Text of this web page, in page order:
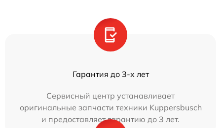
Гарантия до 3-х лет
Сервисный центр устанавливает
оригинальные запчасти техники Kuppersbusch
и предоставляет гарантию до 3 лет.